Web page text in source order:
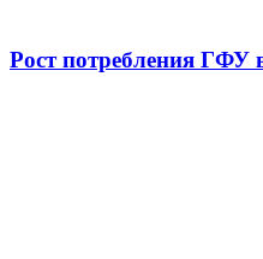
Рост потребления ГФУ